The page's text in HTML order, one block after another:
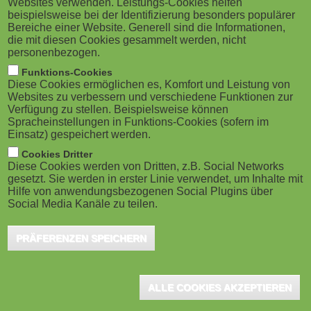
M
o
b
i
l
e
)
im Projektmanagement...
Berlin, Mai 2025 – Das Project Management
Institute (PMI), weltweit führende Institution für
Gründung...
International erfahrener
Projektmanager verstärkt Lehre und...
Biberach, November 2024 - Projektmanagement gilt
Websites verwenden. Leistungs-Cookies helfen
beispielsweise bei der Identifizierung besonders populärer
Bereiche einer Website. Generell sind die Informationen,
die mit diesen Cookies gesammelt werden, nicht
personenbezogen.
Funktions-Cookies
Diese Cookies ermöglichen es, Komfort und Leistung von
Websites zu verbessern und verschiedene Funktionen zur
Verfügung zu stellen. Beispielsweise können
Spracheinstellungen in Funktions-Cookies (sofern im
Einsatz) gespeichert werden.
Cookies Dritter
Diese Cookies werden von Dritten, z.B. Social Networks
gesetzt. Sie werden in erster Linie verwendet, um Inhalte mit
Hilfe von anwendungsbezogenen Social Plugins über
Social Media Kanäle zu teilen.
PRÄFERENZEN SPEICHERN
ALLE COOKIES AKZEPTIEREN